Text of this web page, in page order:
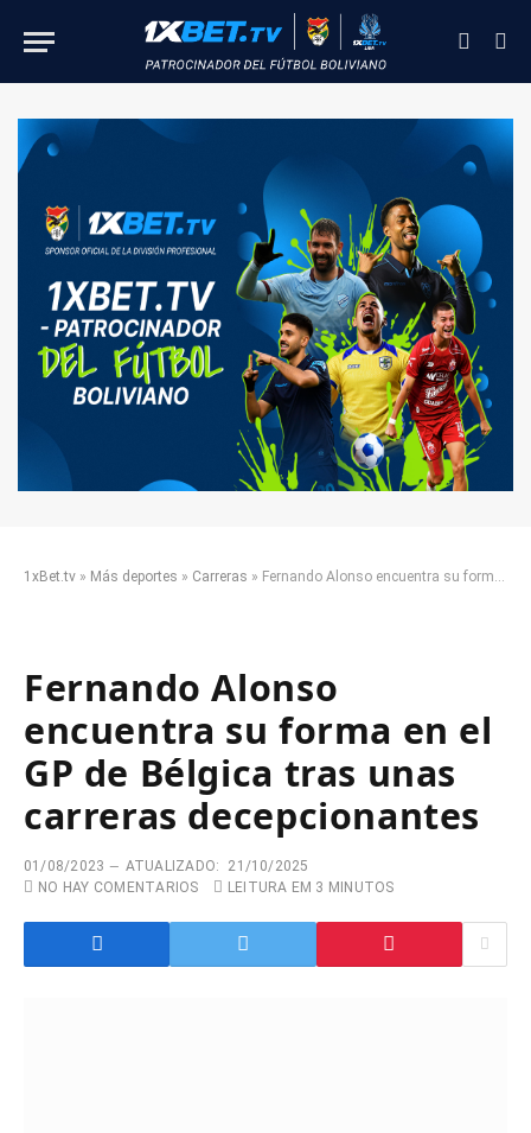
1xBet.tv » Más deportes » Carreras » Fernando Alonso encuentra su forma en el GP de Bélgica tras unas carreras decepcionantes
Fernando Alonso
encuentra su forma en el
GP de Bélgica tras unas
carreras decepcionantes
01/08/2023 ATUALIZADO:
21/10/2025
NO HAY COMENTARIOS
LEITURA EM 3 MINUTOS